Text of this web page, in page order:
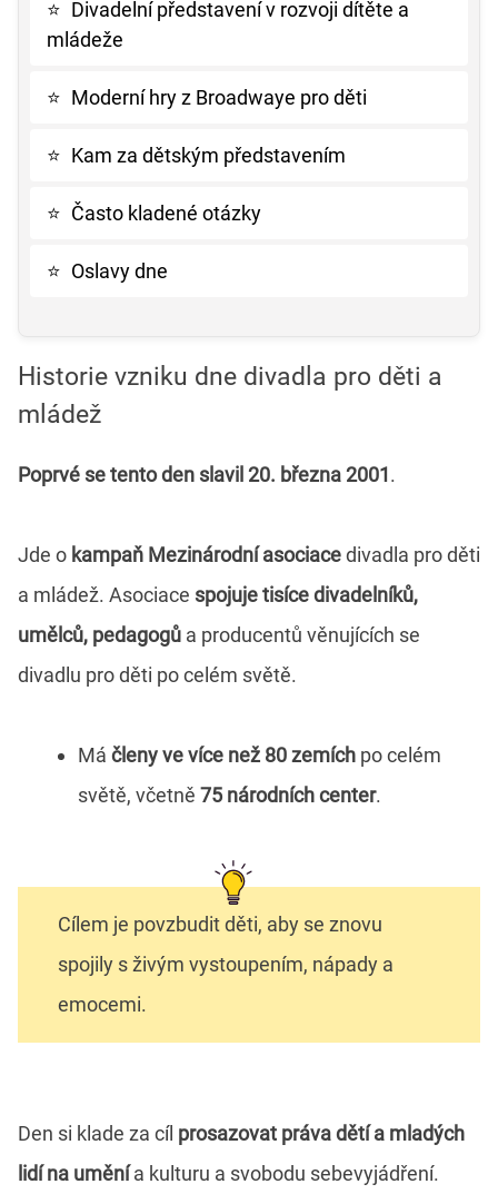
⭐ Divadelní představení v rozvoji dítěte a
mládeže
⭐ Moderní hry z Broadwaye pro děti
⭐ Kam za dětským představením
⭐ Často kladené otázky
⭐ Oslavy dne
Historie vzniku dne divadla pro děti a
mládež
Poprvé se tento den slavil 20. března 2001.
Jde o kampaň Mezinárodní asociacedivadla pro děti
a mládež. Asociace spojuje tisíce divadelníků,
umělců, pedagogů a producentů věnujících se
divadlu pro děti po celém světě.
Má členy ve více než 80 zemích po celém
světě, včetně 75 národních center.
Cílem je povzbudit děti, aby se znovu
spojily s živým vystoupením, nápady a
emocemi.
Den si klade za cíl prosazovat práva dětí a mladých
lidí na uměnía kulturu a svobodu sebevyjádření.